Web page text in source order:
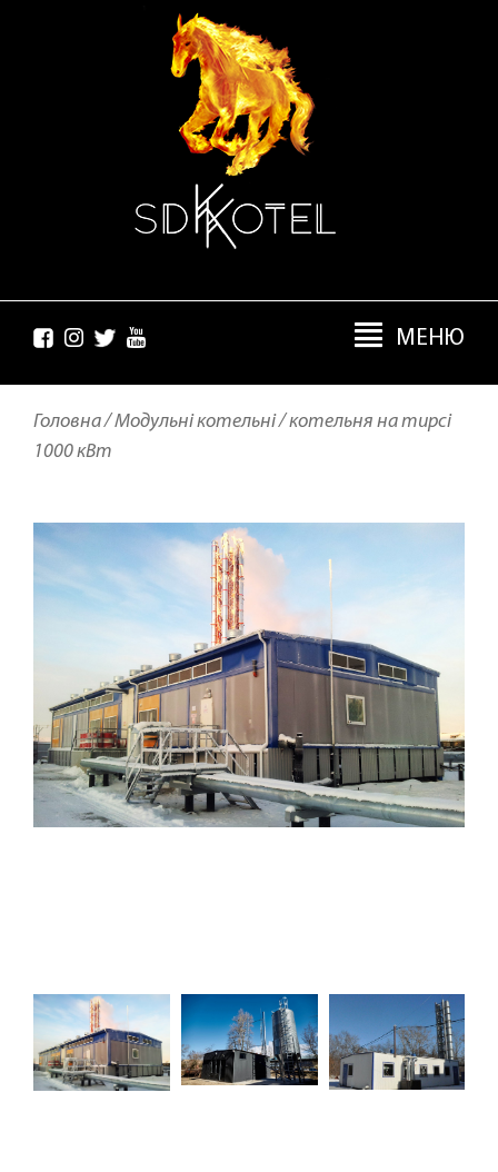
МЕНЮ
Головна /Модульні котельні /котельня на тирсі
1000 кВт